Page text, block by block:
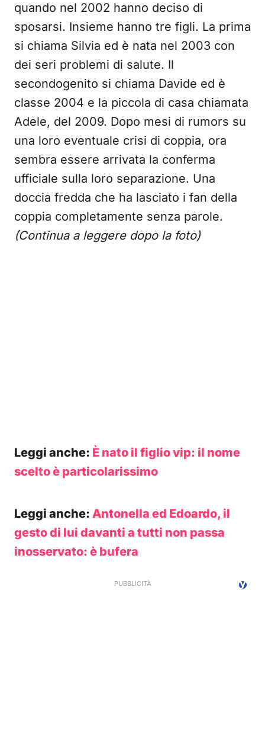
quando nel 2002 hanno deciso di
sposarsi. Insieme hanno tre figli. La prima
si chiama Silvia ed è nata nel 2003 con
dei seri problemi di salute. Il
secondogenito si chiama Davide ed è
classe 2004 e la piccola di casa chiamata
Adele, del 2009. Dopo mesi di rumors su
una loro eventuale crisi di coppia, ora
sembra essere arrivata la conferma
ufficiale sulla loro separazione. Una
doccia fredda che ha lasciato i fan della
coppia completamente senza parole.
(Continua a leggere dopo la foto)
Leggi anche: È nato il figlio vip: il nome
scelto è particolarissimo
Leggi anche: Antonella ed Edoardo, il
gesto di lui davanti a tutti non passa
inosservato: è bufera